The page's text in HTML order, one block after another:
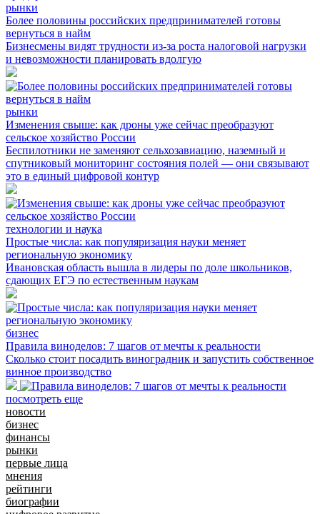
рынки
Более половины российских предпринимателей готовы
вернуться в найм
Бизнесмены видят трудности из-за роста налоговой нагрузки
и невозможности планировать вдолгую
рынки
Изменения свыше: как дроны уже сейчас преобразуют
сельское хозяйство России
Беспилотники не заменяют сельхозавиацию, наземный и
спутниковый мониторинг состояния полей — они связывают
это в единый цифровой контур
технологии и наука
Простые числа: как популяризация науки меняет
региональную экономику
Ивановская область вышла в лидеры по доле школьников,
сдающих ЕГЭ по естественным наукам
бизнес
Правила виноделов: 7 шагов от мечты к реальности
Сколько стоит посадить виноградник и запустить собственное
винное производство
посмотреть еще
новости
бизнес
финансы
рынки
первые лица
мнения
рейтинги
биографии